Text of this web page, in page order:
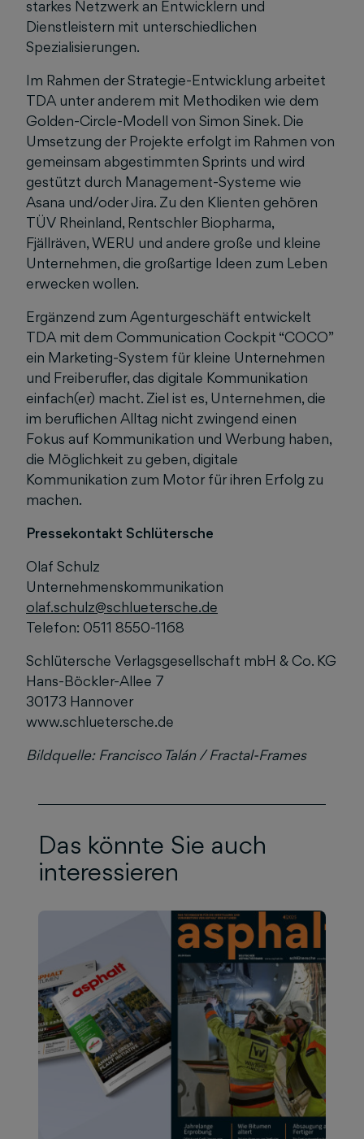
starkes Netzwerk an Entwicklern und
Dienstleistern mit unterschiedlichen
Spezialisierungen.
Im Rahmen der Strategie-Entwicklung arbeitet
TDA unter anderem mit Methodiken wie dem
Golden-Circle-Modell von Simon Sinek. Die
Umsetzung der Projekte erfolgt im Rahmen von
gemeinsam abgestimmten Sprints und wird
gestützt durch Management-Systeme wie
Asana und/oder Jira. Zu den Klienten gehören
TÜV Rheinland, Rentschler Biopharma,
Fjällräven, WERU und andere große und kleine
Unternehmen, die großartige Ideen zum Leben
erwecken wollen.
Ergänzend zum Agenturgeschäft entwickelt
TDA mit dem Communication Cockpit “COCO”
ein Marketing-System für kleine Unternehmen
und Freiberufler, das digitale Kommunikation
einfach(er) macht. Ziel ist es, Unternehmen, die
im beruflichen Alltag nicht zwingend einen
Fokus auf Kommunikation und Werbung haben,
die Möglichkeit zu geben, digitale
Kommunikation zum Motor für ihren Erfolg zu
machen.
Pressekontakt Schlütersche
Olaf Schulz
Unternehmenskommunikation
olaf.schulz@schluetersche.de
Telefon: 0511 8550-1168
Schlütersche Verlagsgesellschaft mbH & Co. KG
Hans-Böckler-Allee 7
30173 Hannover
www.schluetersche.de
Bildquelle: Francisco Talán / Fractal-Frames
Das könnte Sie auch
interessieren